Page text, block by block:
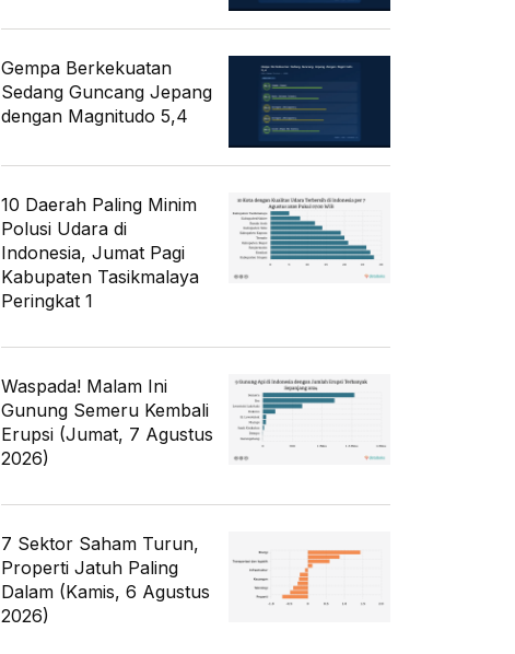
Gempa Berkekuatan
Sedang Guncang Jepang
dengan Magnitudo 5,4
10 Daerah Paling Minim
Polusi Udara di
Indonesia, Jumat Pagi
Kabupaten Tasikmalaya
Peringkat 1
Waspada! Malam Ini
Gunung Semeru Kembali
Erupsi (Jumat, 7 Agustus
2026)
7 Sektor Saham Turun,
Properti Jatuh Paling
Dalam (Kamis, 6 Agustus
2026)